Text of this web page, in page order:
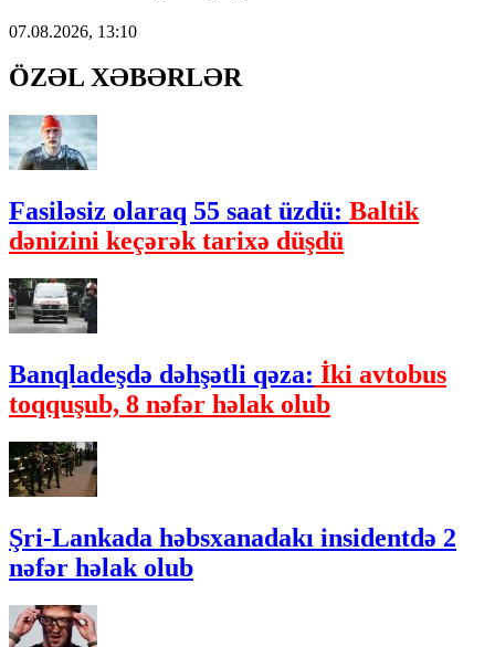
07.08.2026, 13:10
ÖZƏL XƏBƏRLƏR
Fasiləsiz olaraq 55 saat üzdü: Baltik
dənizini keçərək tarixə düşdü
Banqladeşdə dəhşətli qəza: İki avtobus
toqquşub, 8 nəfər həlak olub
Şri-Lankada həbsxanadakı insidentdə 2
nəfər həlak olub